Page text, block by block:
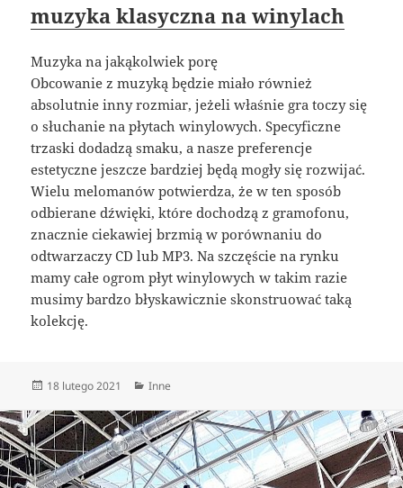
muzyka klasyczna na winylach
Muzyka na jakąkolwiek porę
Obcowanie z muzyką będzie miało również
absolutnie inny rozmiar, jeżeli właśnie gra toczy się
o słuchanie na płytach winylowych. Specyficzne
trzaski dodadzą smaku, a nasze preferencje
estetyczne jeszcze bardziej będą mogły się rozwijać.
Wielu melomanów potwierdza, że w ten sposób
odbierane dźwięki, które dochodzą z gramofonu,
znacznie ciekawiej brzmią w porównaniu do
odtwarzaczy CD lub MP3. Na szczęście na rynku
mamy całe ogrom płyt winylowych w takim razie
musimy bardzo błyskawicznie skonstruować taką
kolekcję.
Data
18 lutego 2021 Kategorie
Inne